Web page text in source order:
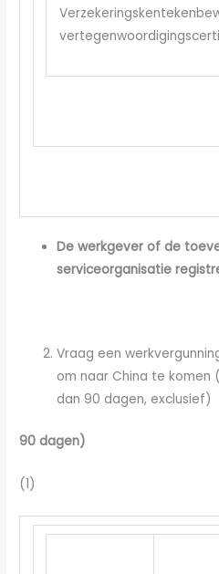
De werkgever of de
serviceorganisatie
Vraag een
om naar China te komen
dan 90 dagen, exclusief)
90 dagen)
(1)